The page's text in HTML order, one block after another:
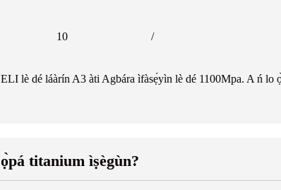
10 /
lè dé láàrín A3 àti Agbára ìfàsẹ́yìn lè dé 1100Mpa. A ń lo
titanium ìṣègùn?